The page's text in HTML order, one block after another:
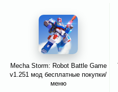
Mecha Storm: Robot Battle Game
v1.251 мод бесплатные покупки/
меню